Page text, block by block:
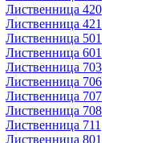
Лиственница 420
Лиственница 421
Лиственница 501
Лиственница 601
Лиственница 703
Лиственница 706
Лиственница 707
Лиственница 708
Лиственница 711
Лиственница 801